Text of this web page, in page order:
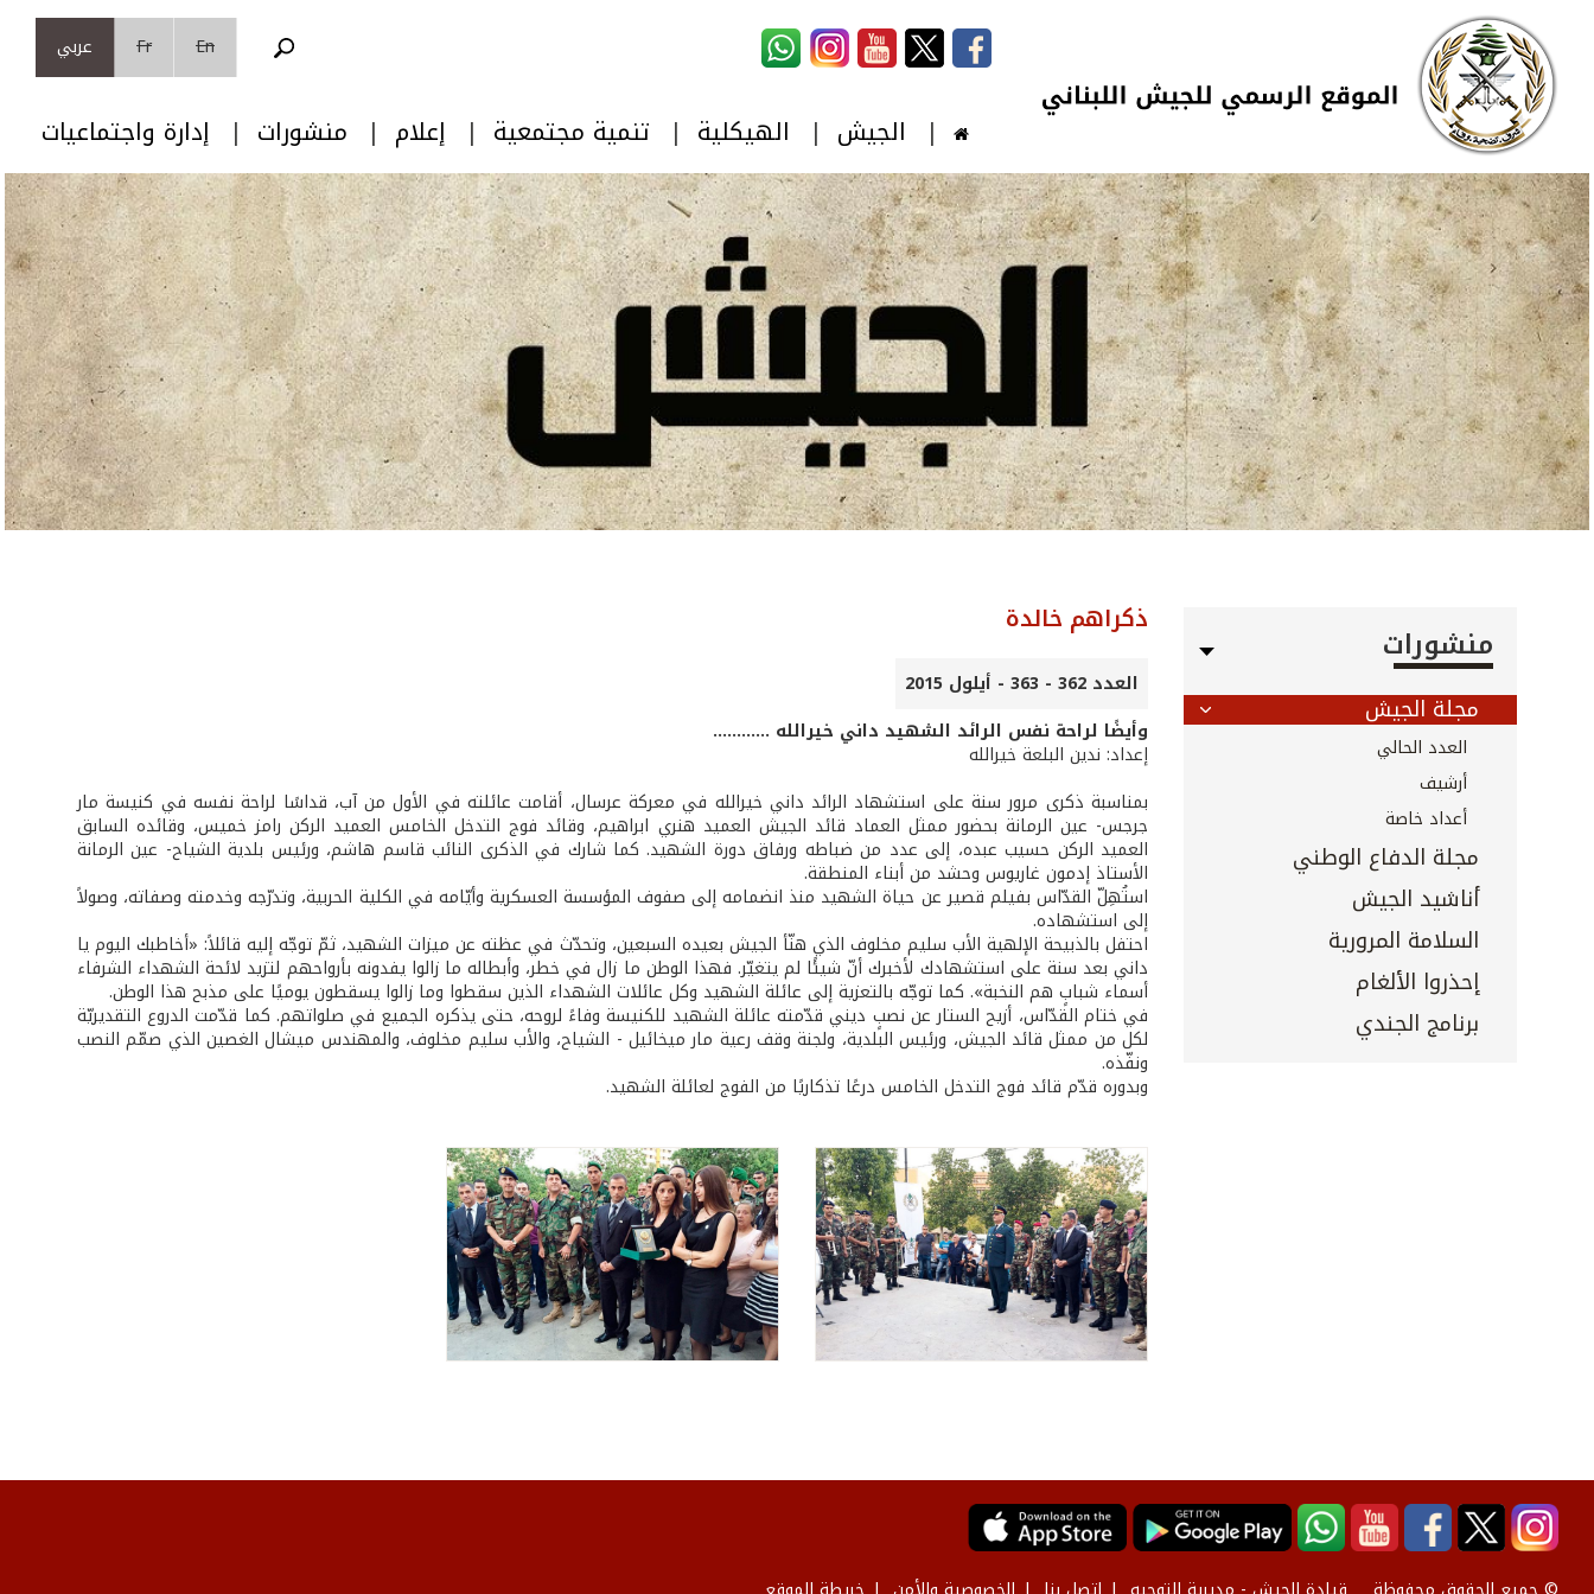
تجاوز إلى المحتوى الرئيسي
Skip to navigation
En
Fr عربي
الجيش الهيكلية تنمية مجتمعية إعلام منشورات إدارة واجتماعيات
منشورات
مجلة الجيش
العدد الحالي
أرشيف
أعداد خاصة
مجلة الدفاع الوطني
أناشيد الجيش
السلامة المرورية
إحذروا الألغام
برنامج الجندي
ذكراهم خالدة
العدد 362 - 363 - أيلول 2015
وأيضًا لراحة نفس الرائد الشهيد داني خيرالله ............
إعداد: ندين البلعة خيرالله
بمناسبة ذكرى مرور سنة على استشهاد الرائد داني خيرالله في معركة عرسال، أقامت عائلته في الأول من آب، قداسًا لراحة نفسه في كنيسة مار
جرجس- عين الرمانة بحضور ممثل العماد قائد الجيش العميد هنري ابراهيم، وقائد فوج التدخل الخامس العميد الركن رامز خميس، وقائده السابق
العميد الركن حسيب عبده، إلى عدد من ضباطه ورفاق دورة الشهيد. كما شارك في الذكرى النائب قاسم هاشم، ورئيس بلدية الشياح- عين الرمانة
الأستاذ إدمون غاريوس وحشد من أبناء المنطقة.
استُهِلّ القدّاس بفيلم قصير عن حياة الشهيد منذ انضمامه إلى صفوف المؤسسة العسكرية وأيّامه في الكلية الحربية، وتدرّجه وخدمته وصفاته، وصولاً
إلى استشهاده.
احتفل بالذبيحة الإلهية الأب سليم مخلوف الذي هنّأ الجيش بعيده السبعين، وتحدّث في عظته عن ميزات الشهيد، ثمّ توجّه إليه قائلاً: «أخاطبك اليوم يا
داني بعد سنة على استشهادك لأخبرك أنّ شيئًا لم يتغيّر. فهذا الوطن ما زال في خطر، وأبطاله ما زالوا يفدونه بأرواحهم لتزيد لائحة الشهداء الشرفاء
أسماء شبابٍ هم النخبة». كما توجّه بالتعزية إلى عائلة الشهيد وكل عائلات الشهداء الذين سقطوا وما زالوا يسقطون يوميًا على مذبح هذا الوطن.
في ختام القدّاس، أزيح الستار عن نصبٍ ديني قدّمته عائلة الشهيد للكنيسة وفاءً لروحه، حتى يذكره الجميع في صلواتهم. كما قدّمت الدروع التقديريّة
لكل من ممثل قائد الجيش، ورئيس البلدية، ولجنة وقف رعية مار ميخائيل - الشياح، والأب سليم مخلوف، والمهندس ميشال الغصين الذي صمّم النصب
ونفّذه.
وبدوره قدّم قائد فوج التدخل الخامس درعًا تذكاريًا من الفوج لعائلة الشهيد.